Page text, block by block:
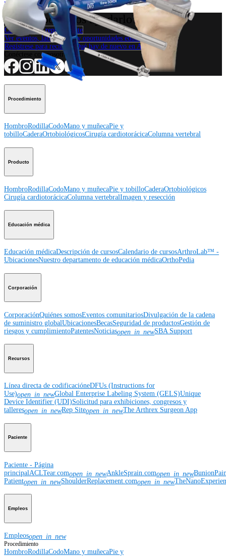
Producto
¿Cómo podemos ayudarlo?
Contacte a un representante
Ver eventos, laboratorios y oportunidades educativas
Regístrese para recibir: ¿Qué hay de nuevo en Arthrex?
Conéctese con nosotros
Procedimiento
HombroRodillaCodoMano y muñecaPie y
tobilloCaderaOrtobiológicosCirugía cardiotorácicaColumna vertebral
Producto
HombroRodillaCodoMano y muñecaPie y tobilloCaderaOrtobiológicos
Cirugía cardiotorácicaColumna vertebralImagen y resección
Educación médica
Educación médicaDescripción de cursosCalendario de cursosArthroLab™ -
UbicacionesNuestro departamento de educación médicaOrthoPedia
Corporación
CorporaciónQuiénes somosEventos comunitariosDivulgación de la cadena
de suministro globalUbicacionesBecasSeguridad de productosGestión de
riesgos y cumplimientoPatentesNoticiasopen_in_newSBA Support
Recursos
Línea directa de codificacióneDFUs (Instructions for
Use)open_in_newGlobal Enterprise Labeling System (GELS)Unique
Device Identifier (UDI)Solicitud para exhibiciones, congresos y
talleresopen_in_newRep Siteopen_in_newThe Arthrex Surgeon App
Paciente
Paciente - Página
principalACLTear.comopen_in_newAnkleSprain.comopen_in_new
Patientopen_in_newShoulderReplacement.comopen_in_new
Empleos
Empleosopen_in_new
Procedimiento
HombroRodillaCodoMano y muñecaPie y